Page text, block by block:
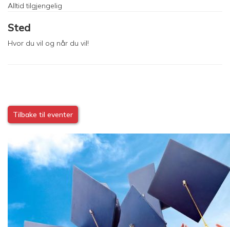
Alltid tilgjengelig
Sted
Hvor du vil og når du vil!
Tilbake til eventer